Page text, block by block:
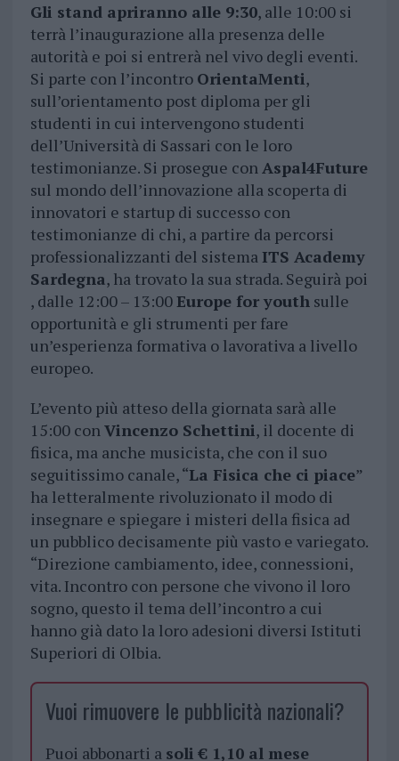
Gli stand apriranno alle 9:30, alle 10:00 si
terrà l’inaugurazione alla presenza delle
autorità e poi si entrerà nel vivo degli eventi.
Si parte con l’incontro OrientaMenti,
sull’orientamento post diploma per gli
studenti in cui intervengono studenti
dell’Università di Sassari con le loro
testimonianze. Si prosegue conAspal4Future
sul mondo dell’innovazione alla scoperta di
innovatori e startup di successo con
testimonianze di chi, a partire da percorsi
professionalizzanti del sistema ITS Academy
Sardegna, ha trovato la sua strada. Seguirà poi
, dalle 12:00 – 13:00Europe for youthsulle
opportunità e gli strumenti per fare
un’esperienza formativa o lavorativa a livello
europeo.
L’evento più atteso della giornata sarà alle
15:00 conVincenzo Schettini, il docente di
fisica, ma anche musicista, che con il suo
seguitissimo canale, “La Fisica che ci piace”
ha letteralmente rivoluzionato il modo di
insegnare e spiegare i misteri della fisica ad
un pubblico decisamente più vasto e variegato.
“Direzione cambiamento, idee, connessioni,
vita. Incontro con persone che vivono il loro
sogno, questo il tema dell’incontro a cui
hanno già dato la loro adesioni diversi Istituti
Superiori di Olbia.
Vuoi rimuovere le pubblicità nazionali?
Puoi abbonarti a soli € 1,10 al mese